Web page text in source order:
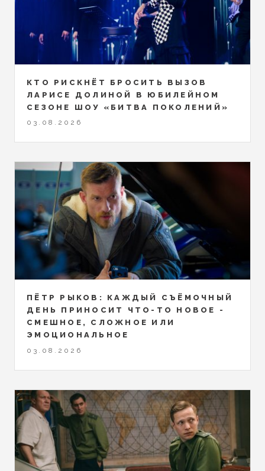
КТО РИСКНЁТ БРОСИТЬ ВЫЗОВ
ЛАРИСЕ ДОЛИНОЙ В ЮБИЛЕЙНОМ
СЕЗОНЕ ШОУ «БИТВА ПОКОЛЕНИЙ»
03.08.2026
ПЁТР РЫКОВ: КАЖДЫЙ СЪЁМОЧНЫЙ
ДЕНЬ ПРИНОСИТ ЧТО-ТО НОВОЕ -
СМЕШНОЕ, СЛОЖНОЕ ИЛИ
ЭМОЦИОНАЛЬНОЕ
03.08.2026